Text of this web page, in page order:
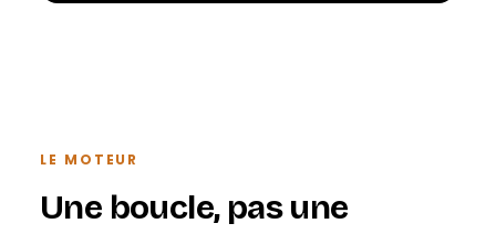
LE MOTEUR
Une boucle, pas une